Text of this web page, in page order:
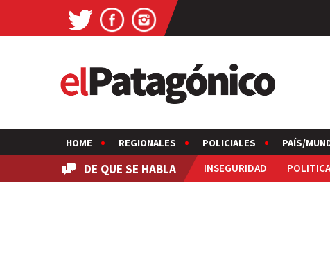
HOME REGIONALES POLICIALES PAÍS/
DE QUE SE HABLA INSEGURIDAD POLITICA